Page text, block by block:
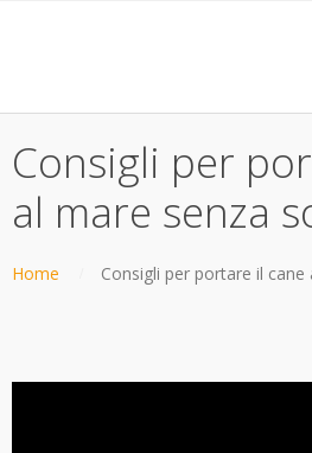
Consigli per
al mare senza
Home Consigli per portare il